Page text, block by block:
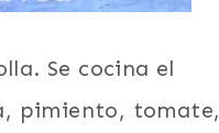
Se cocina el
pimiento, tomate,